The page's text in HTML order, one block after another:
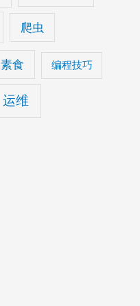
爬虫
素食 编程技巧
运维